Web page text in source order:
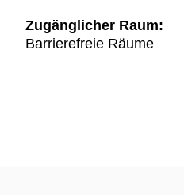
Zugänglicher Raum:
Barrierefreie Räume